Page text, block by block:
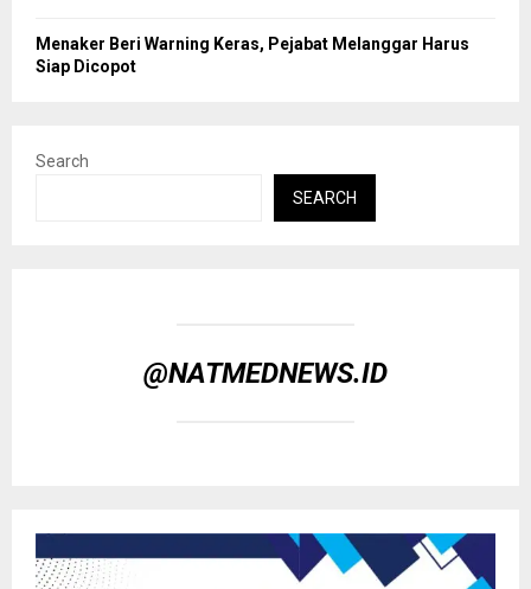
Menaker Beri Warning Keras, Pejabat Melanggar Harus
Siap Dicopot
Search
SEARCH
@NATMEDNEWS.ID